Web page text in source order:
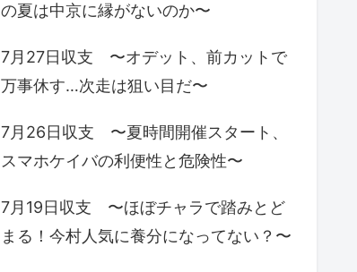
の夏は中京に縁がないのか〜
7月27日収支 〜オデット、前カットで
万事休す…次走は狙い目だ〜
7月26日収支 〜夏時間開催スタート、
スマホケイバの利便性と危険性〜
7月19日収支 〜ほぼチャラで踏みとど
まる！今村人気に養分になってない？〜